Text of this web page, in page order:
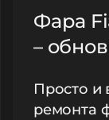
Фара
–
Просто и
ремонта